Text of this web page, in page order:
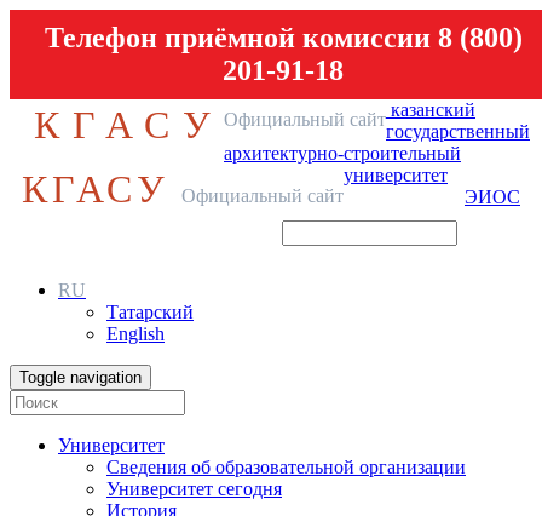
Телефон приёмной комиссии 8 (800)
201-91-18
КГАСУ Официальный сайт казанский
государственный
архитектурно-строительный
университет
КГАСУ Официальный сайт ЭИОС
RU
Татарский
English
Toggle navigation
Университет
Сведения об образовательной организации
Университет сегодня
История